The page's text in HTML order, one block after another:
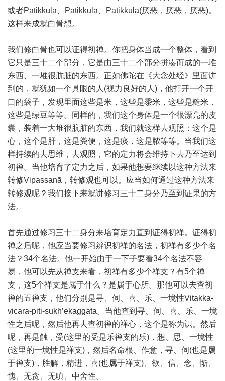
或者Paṭikkūla、Paṭikkūla、Paṭikkūla(厌恶，厌恶，厌恶)。
这样来成就白骨想。
我们修白骨也可以证得初禅。你把身体当成一个整体，看到
它只是三十二个部分，它是由三十二个部分拼凑而成的一堆
东西、一堆很肮脏的东西。正如佛陀在《大念处经》里面讲
到的，就犹如一个具眼的人(视力良好的人)，他打开一个开
口的袋子，发现里面这些是米，这些是黍米，这些是糙米，
这些是绿豆等等。同样的，我们这个身体是一个很漂亮的皮
囊，装着一大堆很肮脏的东西，我们就这样去观照：这个是
心，这个是肝，这是粪便，这是痰，这是脓等等。当我们这
样持续的去思维，去观照，它的定力将会维持下去乃至达到
初禅。当他培育了定力之后，如果他想要继续以这种方法来
转修Vipassanā，转修观也可以。应当如何通过这种方法来
转修观呢？我们接下来就讲修习三十二身分乃至到证果的方
法。
首先通过修习三十二身分来培育定力直到证得初禅。证得初
禅之后呢，他应当要修习辨识初禅的名法，初禅有多少个名
法？34个名法。他一开始由于一下子要看34个名法不容
易，他可以先从禅支来看，初禅有多少个禅支？有5个禅
支，这5个禅支是属于什么？是属于心所。那他可以去查初
禅的五禅支，他们分别是寻、伺、喜、乐、一境性Vitakka-
vicara-piti-sukh’ekaggata。当他查到寻、伺、喜、乐、一境
性之后呢，然后他再去查初禅的禅心，这个是称为识。然后
呢，再是触，受(这里的受是乐禅支的乐)，想、思、一境性
(这里的一境性是禅支)，然后名命根、作意，寻、伺(也是属
于禅支)，胜解，精进，喜(也属于禅支)、欲、信、念、惭、
愧、无贪、无嗔、中舍性。